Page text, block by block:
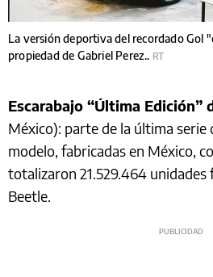
La versión deportiva del recordado Gol
propiedad de Gabriel Perez.. RT
Escarabajo “Última Edición”
México): parte de la última serie
modelo, fabricadas en México,
totalizaron 21.529.464 unidades
Beetle.